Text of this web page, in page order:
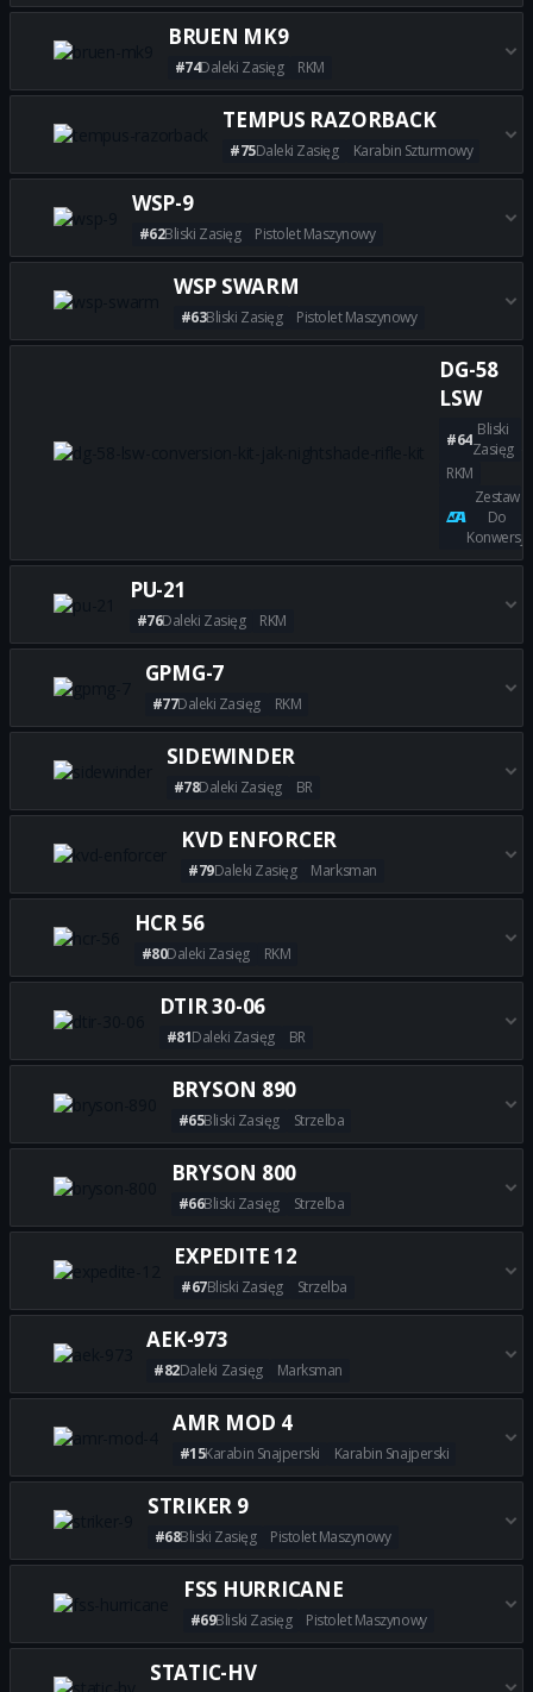
Zdobądź wszystkie najlepsze
BRUEN MK9
#74Daleki Zasięg RKM
Zdobądź wszystkie najlepsze
TEMPUS RAZORBACK
#75Daleki Zasięg Karabin Szturmowy
Zdobądź wszystkie najlepsze
WSP-9
#62Bliski Zasięg Pistolet Maszynowy
Zdobądź wszystkie najlepsze
WSP SWARM
#63Bliski Zasięg Pistolet Maszynowy
Zdobądź wszystkie najlepsze
DG-58
LSW
#64 Bliski
Zasięg
RKM
Zestaw
Do
Konwersji
Zdobądź wszystkie najlepsze
PU-21
#76Daleki Zasięg RKM
Zdobądź wszystkie najlepsze
GPMG-7
#77Daleki Zasięg RKM
Zdobądź wszystkie najlepsze
SIDEWINDER
#78Daleki Zasięg BR
Zdobądź wszystkie najlepsze
KVD ENFORCER
#79Daleki Zasięg Marksman
Zdobądź wszystkie najlepsze
HCR 56
#80Daleki Zasięg RKM
Zdobądź wszystkie najlepsze
DTIR 30-06
#81Daleki Zasięg BR
Zdobądź wszystkie najlepsze
BRYSON 890
#65Bliski Zasięg Strzelba
Zdobądź wszystkie najlepsze
BRYSON 800
#66Bliski Zasięg Strzelba
Zdobądź wszystkie najlepsze
EXPEDITE 12
#67Bliski Zasięg Strzelba
Zdobądź wszystkie najlepsze
AEK-973
#82Daleki Zasięg Marksman
Zdobądź wszystkie najlepsze
AMR MOD 4
#15Karabin Snajperski Karabin Snajperski
Zdobądź wszystkie najlepsze
STRIKER 9
#68Bliski Zasięg Pistolet Maszynowy
Zdobądź wszystkie najlepsze
FSS HURRICANE
#69Bliski Zasięg Pistolet Maszynowy
Zdobądź wszystkie najlepsze
STATIC-HV